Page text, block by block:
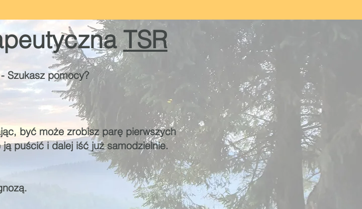
TSR
Szukasz pomocy?
być może zrobisz parę pierwszych
puścić i dalej iść już samodzielnie.